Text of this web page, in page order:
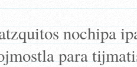
nochipa
para